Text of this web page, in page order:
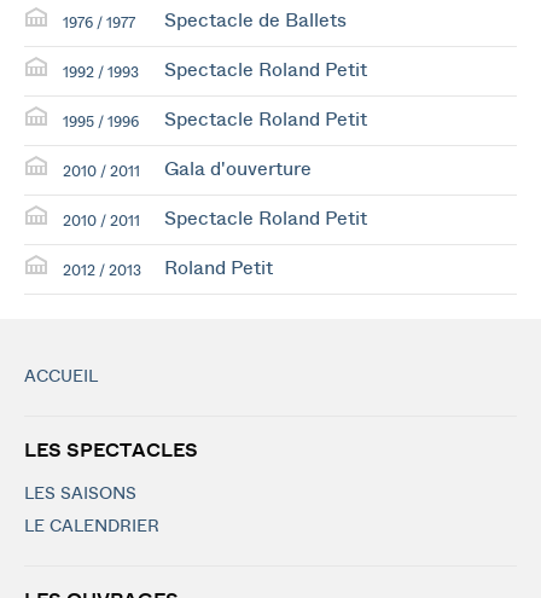
1976 / 1977 Spectacle de Ballets
1992 / 1993 Spectacle Roland Petit
1995 / 1996 Spectacle Roland Petit
2010 / 2011 Gala d'ouverture
2010 / 2011 Spectacle Roland Petit
2012 / 2013 Roland Petit
ACCUEIL
LES SPECTACLES
LES SAISONS
LE CALENDRIER